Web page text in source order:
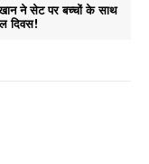
ने सेट पर बच्चों के साथ
दिवस!